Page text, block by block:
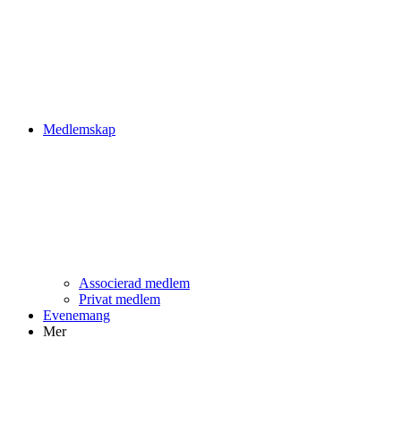
Medlemskap
Associerad medlem
Privat medlem
Evenemang
Mer